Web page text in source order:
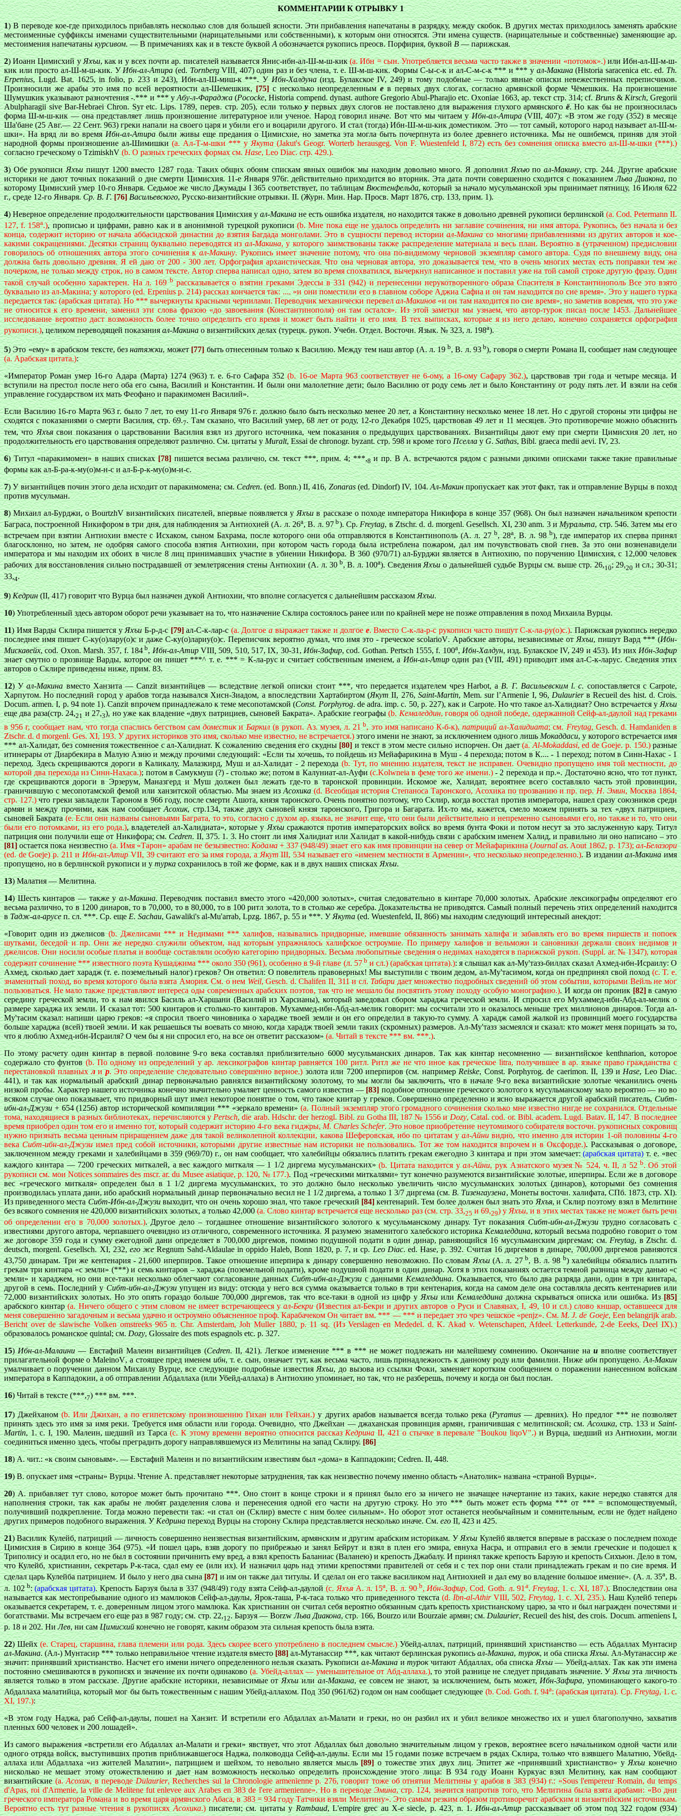
КОММЕНТАРИИ К ОТРЫВКУ 1
1) В переводе кое-где приходилось прибавлять несколько слов для большей ясности. Эти прибавления напечатаны в разрядку, между скобок. В других местах приходилось заменять арабские
местоименные суффиксы именами существительными (нарицательными или собственными), к которым они относятся. Эти имена существ. (нарицательные и собственные) заменяющие ар.
местоимения напечатаныкурсивом. — В примечаниях как и в тексте буквойAобозначается рукопись преосв. Порфирия, буквойB— парижская.
2) Иоанн Цимисхий уЯхъи, как и у всех почти ар. писателей называется Янис-ибн-ал-Ш-м-ш-кик(a. Ибн = сын. Употребляется весьма часто также в значении «потомок».)или Ибн-ал-Ш-м-ш-
кик или просто ал-Ш-м-ш-кик. УИбн-ал-Атира(ed.TornbergVIII, 407) один раз и без члена, т. е. Ш-м-ш-кик. Формы С-ы-с-к и ал-С-м-с-к *** и *** уал-Макина(Historia saracenica etc. ed.Th.
Erpenius, Lugd. Bat. 1625, in folio, p. 233 и 243), Ибн-ал-Ш-миш-к ***. УИбн-Халдуна(изд. Булакское IV, 249) и тому подобные — только явные описки невежественных переписчиков.
Произносили же арабы это имя по всей вероятности ал-Шемешкик,[75]с несколько неопределеннымев первых двух слогах, согласно армянской форме Чёмешкик. На произношение
Шумушкик указывают разночтения -.*** и *** уАбу-л-Фараджа(Pococke, Historia compend. dynast. authore Gregorio Abul-Pharajio etc. Oxoniae 1663, ap. текст стр. 314; cf.Bruns&Kirsch, Gregorii
Abulpharagii sive Bar-Hebraei Chron. Syr etc. Lips. 1789, перев. стр. 205), если толькоупервых двух слогов не поставлено для выражения глухого армянскогоё. Но как бы не произносилась
форма Ш-м-ш-кик — она представляет лишь произношение литературное или ученое. Народ говорил иначе. Вот что мы читаем уИбн-ал-Атира(VIII, 407): «В этом же году (352) в месяце
Ша'бане (25 Авг.— 22 Сент. 963) греки напали на своего царя и убили его и воцарили другого. И стал (тогда) Ибн-Ш-м-ш-кик доместиком. Это — тот самый, которого народ называет ал-Ш-м-
шки». На вряд ли во времяИбн-ал-Атирабыли живы еще предания о Цимисхие, но заметка эта могла быть почерпнута из более древнего источника. Мы не ошибемся, приняв для этой
народной формы произношение ал-Шимишки(а. Ал-Т-м-шки *** уЯкута(Jakut's Geogr. Worterb herausgeg. Von F. Wuestenfeld I, 872) есть без сомнения описка вместо ал-Ш-м-шки (***).)
согласно греческомуo TzimiskhV (b. О разных греческих формах см.Hase, Leo Diac. стр. 429.).
3) Обе рукописиЯхъипишут 1200 вместо 1287 года. Таких общих обоим спискам явных ошибок мы находим довольно много. Я дополнилЯхъюпоал-Макину, стр. 244. Другие арабские
историки не дают точных показаний о дне смерти Цимисхия. 11-е Января 976г. действительно приходится во вторник. Эта дата почти совершенно сходится с показаниемЛьва Диакона, по
которому Цимисхий умер 10-го Января. Седьмое же число Джумады I 365 соответствует, по таблицамВюстенфельда, который за начало мусульманской эры принимает пятницу, 16 Июля 622
г., среде 12-го Января.Ср. В. Г.[76]Васильевского, Русско-византийские отрывки. II. (Журн. Мин. Нар. Просв. Март 1876, стр. 133, прим. 1).
4) Неверное определение продолжительности царствования Цимисхия уал-Макинане есть ошибка издателя, но находится также в довольно древней рукописи берлинской (а. Cod. Petermann II.
127, f. 158а.), прописью и цифрами, равно как и в анонимной турецкой рукописи(b. Мне пока еще не удалось определить ни заглавие сочинения, ни имя автора. Рукопись, без начала и без
конца, содержит историю от начала аббасидской династии до взятия Багдада монголами. Это в сущности перевод историиал-Макинасо многими прибавлениями из других авторов и кое-
какими сокращениями. Десятки страниц буквально переводятся изал-Макина, у которого заимствованы также распределение материала и весь план. Вероятно в (утраченном) предисловии
говорилось об отношениях автора этого сочинения кал-Макину. Рукопись имеет значение потому, что она по-видимому черновой экземпляр самого автора. Судя по внешнему виду, она
должна быть довольно древняя. Я ей даю от 200 - 300 лет. Орфография архаистическая. Что она черновая автора, это доказывается тем, что в очень многих местах есть поправки тем же
почерком, не только между строк, но в самом тексте. Автор сперва написал одно, затем во время спохватился, вычеркнул написанное и поставил уже на той самой строке другую фразу. Один
такой случай особенно характерен. На л. 169bрассказывается о взятии греками Эдессы в 331 (942) и перенесении нерукотворенного образа Спасителя в Константинополь Все это взято
буквально из ал-Макина; у которого (ed. Erpenius p. 214) рассказ кончается так: .... «и они поместили его в главном соборе Аджиа Сафиа и он там находится по сие время». Это у нашего турка
передается так: (арабская цитата). Но *** вычеркнуты красными чернилами. Переводчик механически перевелал-Макинов«и он там находится по сие время», но заметив вовремя, что это уже
не относится к его времени, заменил эти слова фразою «до завоевания (Константинополя) он там остался». Из этой заметки мы узнаем, что автор-турок писал после 1453. Дальнейшее
исследование вероятно даст возможность более точно определить его время и может быть найти и его имя. В тех выписках, которые я из него делаю, конечно сохраняется орфография
рукописи.), целиком переводящей показанияал-Макинао византийских делах (турецк. рукоп. Учебн. Отдел. Восточн. Язык. № 323, л. 198а).
5) Это «ему» в арабском тексте, безнатяжки, может[77]быть отнесенным только к Василию. Между тем наш автор (А. л. 19b, В. л. 93b), говоря о смерти Романа II, сообщает нам следующее
(a. Арабская цитата.):
«Император Роман умер 16-го Адара (Марта) 1274 (963) т. е. 6-го Сафара 352(b. 16-ое Марта 963 соответствует не 6-ому, а 16-ому Сафару 362.), царствовав три года и четыре месяца. И
вступили на престол после него оба его сына, Василий и Константин. И были они малолетние дети; было Василию от роду семь лет и было Константину от роду пять лет. И взяли на себя
управление государством их мать Феофано и паракимомен Василий».
Если Василию 16-го Марта 963 г. было 7 лет, то ему 11-го Января 976 г. должно было быть несколько менее 20 лет, а Константину несколько менее 18 лет. Но с другой стороны эти цифры не
сходятся с показаниями о смерти Василия, стр. 69.7. Там сказано, что Василий умер, 68 лет от роду, 12-го Декабря 1025, царствовав 49 лет и 11 месяцев. Это противоречие можно объяснить
тем, чтоЯхъясвои показания о царствовании Василия взял из другого источника, чем показания о предыдущих царствованиях. Византийцы дают ему при смерти Цимисхия 20 лет, но
продолжительность его царствования определяют различно. См. цитаты уMuralt, Essai de chronogr. byzant. стр. 598 и кроме тогоПселлауG.Sathas, Bibl. graeca medii aevi. IV, 23.
6) Титул «паракимомен» в наших списках[78]пишется весьма различно, см. текст ***, прим. 4; ***,8и пр. В А. встречаются рядом с разными дикими описками также такие правильные
формы как ал-Б-ра-к-му(о)м-н-с и ал-Б-р-к-му(о)м-и-с.
7) У византийцев почин этого дела исходит от паракимомена; см.Cedren. (ed. Bonn.) II, 416,Zonaras(ed. Dindorf) IV, 104.Ал-Макинпропускает как этот факт, так и отправление Вурцы в поход
против мусульман.
8) Михаил ал-Бурджи,o BourtzhVвизантийских писателей, впервые появляется уЯхъив рассказе о походе императора Никифора в конце 357 (968). Он был назначен начальником крепости
Баграса, построенной Никифором в три дня, для наблюдения за Антиохией (А. л. 26а, В. л. 97b). Ср.Freytag, в Ztschr. d. d. morgenl. Gesellsch. XI, 230 anm. 3 иМуральта, стр. 546. Затем мы его
встречаем при взятии Антиохии вместе с Исхаком, сыном Бахрама, после которого они оба отправляются в Константинополь (А. л. 27b, 28а, В. л. 98b), где император их сперва принял
благосклонно, но затем, не одобряя самого способа взятия Антиохии, при котором часть города была истреблена пожаром, дал им почувствовать свой гнев. За это они возненавидели
императора и мы находим их обоих в числе 8 лиц принимавших участие в убиении Никифора. В 360 (970/71) ал-Бурджи является в Антиохию, по поручению Цимисхия, с 12,000 человек
рабочих для восстановления сильно пострадавшей от землетрясения стены Антиохии (А. л. 30b, В. л. 100а). СведенияЯхъио дальнейшей судьбе Вурцы см. выше стр. 26,10; 29,20и сл.; 30-31;
33,4.
9)Кедрин(II, 417) говорит что Вурца был назначен дукой Антиохии, что вполне согласуется с дальнейшим рассказомЯхъи.
10) Употребленный здесь автором оборот речи указывает на то, что назначение Склира состоялось ранее или по крайней мере не позже отправления в поход Михаила Вурцы.
11) Имя Варды Склира пишется уЯхъиБ-р-д-с[79]ал-С-к-лар-с(а. Долгоеaвыражает также и долгоее. Вместо С-к-ла-р-с рукописи часто пишут С-к-ла-ру(о)с.). Парижская рукопись нередко
последнее имя пишет С-ку(о)лару(о)с и даже С-ку(о)лариу(о)с. Переписчик вероятно думал, что имя это - греческоеscolarioV.Арабские авторы, независимые отЯхъи, пишут Вард *** (Ибн-
Мискавейх, cod. Oxon. Marsh. 357, f. 184b,Ибн-ал-АтирVIII,509, 510, 517, IX, 30-31,Ибн-Зафир, cod. Gothan. Pertsch 1555, f. 100а,Ибн-Халдун, изд. Булакское IV, 249 и 453). Из нихИбн-Зафир
знает смутно о прозвище Варды, которое он пишет ***^ т. е. *** = К-ла-рус и считает собственным именем, аИбн-ал-Атиродин раз (VIII, 491) приводит имя ал-С-к-ларус. Сведения этих
авторов о Склире приведены ниже, прим. 83.
12) Уал-Макина вместо Ханзита —Canzitвизантийцев — вследствие легкой описки стоит ***, что передается издателем чрез Harbot, aB. Г. Васильевским l.c. сопоставляется сCarpote,
Харпутом. Но последний город у арабов тогда назывался Хисн-Зиадом, a впоследствии Хартабиртом (ЯкутII, 276,Saint-Martin, Mem. sur l’Armenie I, 96,Dulaurierв Recueil des hist. d. Crois.
Docum. armen. I, p. 94note 1).Canzitвпрочем принадлежало к теме месопотамской (Const. Porphyrog. de adra. imp. c. 50, p. 227), как иCarpote.Но что такое ал-Халидиат? Оно встречается уЯхъи
еще два раза(стр. 24,21и 27,3), но уже как владение «двух патрициев, сыновей Бакрата». Арабские географы(b.Кемаледдин, говоря об одной победе, одержанной Сейф-ал-даулой над греками
в 956 г, сообщает нам, что тогда спаслись бегством самдоместикиБаркил(в рукоп. Аз. музея, л. 21b, это имя написано К-б-к),патриций ал-Халидиата; см.Freytag, Gesch. d. Hamdaniden в
Ztschr. d. d morgenl. Ges. XI, 193. У других историков это имя, сколько мне известно, не встречается.)этого имени не знают, за исключением одного лишьМокаддаси, у которого встречается имя
*** ал-Халидат, без сомнения тожественное с ал-Халидиат. К сожалению сведения его скудны[80]и текст в этом месте сильно испорчен. Он дает(а.Al-Mokaddasi, ed de Goeje. p. 150.)разные
итинерары от Диарбекира в Малую Азию и между прочими следующий: «Если ты хочешь, то пойдешь из Мейафарикина в Муш - 4 перехода; потом в К.... - 1 переход; потом в Синн-Нахас - 1
переход. Здесь скрещиваются дороги в Каликалу, Малазкирд, Муш и ал-Халидат - 2 перехода(b. Тут, по мнению издателя, текст не исправен. Очевидно пропущено имя той местности, до
которой два перехода из Синн-Нахаса.); потом в Самукмуш (?) - столько же; потом в Калуниат-ал-Ауфи(c.Kolwneiaвфеме того же имени.)- 2 перехода и пр.». Достаточно ясно, что тот пункт,
где скрещиваются дороги в Эрзерум, Маназгерд и Муш должен был лежать где-то в таронской провинции. Искомое же, Халидат, вероятнее всего составляло часть этой провинции,
граничившую с месопотамской фемой или ханзитской областью. Мы знаем изАсохика (d. Всеобщая история Степаноса Таронского, Асохика по прозванию и пр. пер.Н.Эмин, Москва 1864,
стр. 127.)что греки завладели Тароном в 966 году, после смерти Ашота, князя таронского. Очень понятно поэтому, что Склир, когда восстал против императора, нашел сразу союзников среди
армян и между прочими, как нам сообщаетАсохик, стр.134, также двух сыновей князя таронского, Григора и Багарата. Их-то мы, кажется, смело можем принять за тех «двух патрициев,
сыновей Бакрата(e. Если они названы сыновьями Баграта, то это, согласно с духом ар. языка, не значит еще, что они были действительно и непременно сыновьями его, но также и то, что они
были его потомками, из его рода.), владетелей ал-Халидиата», которые уЯхъисражаются против императорских войск во время бунта Фоки и потом несут за это заслуженную кару. Титул
патриция они получили еще от Никифора; см.Cedren. II, 375. 1. 3. Но стоит ли имя Халидиат или Халидат в какой-нибудь связи с арабским именем Халид, и правильно ли оно написано – это
[81]остается пока неизвестно(a. Имя «Тарон» арабам не безызвестно:Кодама+ 337 (948/49) знает его как имя провинции на север от Мейафарикина (Journal as. Aout 1862, p. 173);ал-Белазори
(ed. de Goeje) p. 211 иИбн-ал-АтирVII, 39 считают его за имя города, aЯкутIII, 534 называет его «именем местности в Армении», что несколько неопределенно.). В изданииал-Макинаимя
пропущено, но в берлинской рукописи и утуркасохранилось в той же форме, как и в двух наших спискахЯхъи.
13) Малатия — Мелитина.
14) Шесть кинтаров — также уал-Макина. Переводчик поставил вместо этого «420,000 золотых», считая следовательно в кинтаре 70,000 золотых. Арабские лексикографы определяют его
весьма различно, то в 1200 динаров, то в 70,000, то в 80,000, то в 100 ритл золота, то в столько же серебра. Доказательства не приводятся. Самый полный перечень этих определений находится
вТадж-ал-арусеп. сл. ***. Cp. ещеE. Sachau, Gawaliki's al-Mu'arrab, Lpzg.1867, p. 55 и ***. УЯкута (ed. Wuestenfeld, II, 866) мы находим следующий интересный анекдот:
«Говорит один из джелисов(b. Джелисами *** и Недимами *** халифов, назывались придворные, имевшие обязанность занимать халифа и забавлять его во время пиршеств и попоек
шутками, беседой и пр. Они же нередко служили объектом, над которым упражнялось халифское остроумие. По примеру халифов и вельможи и сановники держали своих недимов и
джелисов. Они носили особые платья и вообще составляли особую категорию придворных. Весьма любопытные сведения о недимах находятся в парижской рукоп. (Suppl. ar. № 1347), которая
содержит сочинение *** известного поэта Кушаджима *** около 350 (961), особенно в 9-й главе (л. 57bи сл.) (арабская цитата).): я слышал как ал-Му'тазз-биллах сказал Ахмед-ибн-Исраилу: О
Ахмед, сколько дает харадж (т. е. поземельный налог) греков? Он ответил: О повелитель правоверных! Мы выступили с твоим дедом, ал-Му'тасимом, когда он предпринял свой поход(c. T. e.
знаменитый поход, во время которого была взята Амория. См. о немWeil, Gesch. d. Chalifen II, 311 и сл.Табаридает множество подробных сведений об этом событии, которыми Вейль не мог
пользоваться. Не мало также представляют интереса оды современных арабских поэтов, так что не мешало бы посвятить этому походу особую монографию.). И когда он проник[82]в самую
середину греческой земли, то к нам явился Басиль ал-Харшани (Василий из Харсианы), который заведовал сбором хараджа греческой земли. И спросил его Мухаммед-ибн-Абд-ал-мелик о
размере хараджа их земли. И сказал тот: 500 кинтаров и столько-то кинтаров. Мухаммед-ибн-Абд-ал-мелик говорит: мы сосчитали это и оказалось меньше трех миллионов динаров. Тогда ал-
Му'тасим сказал: напиши царю греков: «я спросил твоего чиновника о харадже твоей земли и он его определил в такую-то сумму. А харадж самой жалкой из провинций моего государства
больше хараджа (всей) твоей земли. И как решаешься ты воевать со мною, когда харадж твоей земли таких (скромных) размеров. Ал-Му'тазз засмеялся и сказал: кто может меня порицать за то,
что я люблю Ахмед-ибн-Исраиля? О чем бы я ни спросил его, на все он ответит рассказом»(a. Читай в тексте *** вм. ***.).
По этому расчету один кинтар в первой половине 9-го века составлял приблизительно 6000 мусульманских динаров. Так как кинтар несомненно — византийскоеkenthnarion, которое
содержало сто фунтов(b. По одному из определений у ар. лексикографов кинтар равняется 100 ритл. Ритл же не что иное как греческоеlitra, получившее в ар. языке право гражданства с
перестановкой плавныхлир. Это определение следовательно совершенно верное.)золота или 7200 иперпиров (см. напримерReiske, Const. Porphyrog. de caerimon. II, 139 иHase, Leo Diac.
441), и так как нормальный арабский динар первоначально равнялся византийскому золотому, то мы могли бы заключить, что в начале 9-го века византийские золотые чеканились очень
низкой пробы. Характер нашего источника конечно значительно умаляет ценность самого известия —[83]подобное отношение греческого золотого к мусульманскому мало вероятно — но во
всяком случае оно показывает, что придворный шут имел некоторое понятие о том, что такое кинтар у греков. Совершенно определенно и ясно выражается другой арабский писатель,Сибт-
ибн-ал-Джузи+ 654 (1256) автор исторической компиляции *** «зеркало времени»(a. Полный экземпляр этого громадного сочинения сколько мне известно нигде не сохранился. Отдельные
тома, находящиеся в разных библиотеках, перечисляются уPertsch, die arab. Hdschr. der herzogl. Bibl. zu Gotha III, 187 № 1556 иDozy, Catal. cod. or. Bibl. academ. Lugd. Batav. II, 147. В последнее
время приобрел один том его и именно тот, который содержит историю 4-го века гиджры,M. Charles Schefer. Это новое приобретение неутомимого собирателя восточн. рукописных сокровищ
нужно признать весьма ценным приращением даже для такой великолепной коллекции, какова Шеферовская, ибо по цитатам уал-Айнивидно, что именно для истории 1-ой половины 4-го
векаСибт-ибн-ал-Джузиимел пред собой источники, которыми другие известные нам историки не пользовались. Тот же том находится впрочем и в Оксфорде.). Рассказывая о договоре,
заключенном между греками и халебийцами в 359 (969/70) г., он нам сообщает, что халебийцы обязались платить грекам ежегодно 3 кинтара и при этом замечает:(арабская цитата)т. e. «вес
каждого кинтара — 7200 греческих миткалей, a вес каждого миткаля —1 1/2диргема мусульманских»(b. Цитата находится уал-Айни, рук Азиатского музея № 524, ч. II, л 52b. Об этой
рукописи см. мои Notices sommaires des mscr. ar. du Musee asiatique, p. 120, № 177.). Под «греческими миткалями» тут конечно разумеются византийские золотые, иперпиры. Если же в договоре
вес «греческого миткаля» определен был в1 1/2 диргема мусульманских, то это должно было несколько увеличить число мусульманских золотых (динаров), которыми без сомнения
производилась уплата дани, ибо арабский нормальный динар первоначально весил не1 1/2диргема, a только 1 3/7 диргема (см.В. Тизенгаузена, Монеты восточн. халифата, СПб. 1873, стр. XI).
Из приведенного местаСибт-Ибн-ал-Джузивыходит, что он очень хорошо знал, что такое греческий[84]кентенарий. Тем более должен был знать это Яхъя, и Склир поэтому взял в Мелитине
без всякого сомнения не 420,000 византийских золотых, a только 42,000(a. Слово кинтар встречается еще несколько раз (см. стр. 33,25и 69,29) уЯхъи, и в этих местах также не может быть речи
об определении его в 70,000 золотых.). Другое дело – тогдашнее отношение византийского золотого к мусульманскому динару. Тут показанияСибт-ибн-ал-Джузитрудно согласовать с
известиями другого автора, черпавшего очевидно из отличного, современного источника. Я разумею знаменитого халебского историкаКемаледдина, который весьма подробно говорит о том
же договоре 359 года и сумму ежегодной дани определяет в 700,000 диргемов, помимо подушной подати в один динар, равняющийся 16 мусульманским диргемам; см.Freytag, в Ztschr. d.
deutsch, morgenl. Gesellsch. XI, 232,его жеRegnum Sahd-Aldaulae in oppido Haleb, Bonn 1820, p. 7, и ср.Leo Diac. ed. Hase, p. 392. Считая 16 диргемов в динаре, 700,000 диргемов равняются
43,750 динарам. Три же кентенария - 21,600 иперпиров. Такое отношение иперпира к динару совершенно невозможно. По словамЯхъи(А. л. 27b, В. л. 98b) халебийцы обязались платить
грекам три кинтара «с земли» (***) и семь кинтаров – хараджа (поземельной подати), кроме подушной подати в один динар. Хотя в этих показаниях остается темной разница между данью «с
земли» и хараджем, но они все-таки несколько облегчают согласование данныхСибт-ибн-ал-Джузис даннымиКемаледдина. Оказывается, что было два разряда дани, один в три кинтара,
другой в семь. Последний уСибт-ибн-ал-Джузиупущен из виду: отсюда у него вся сумма оказывается только в три кентенария, когда на самом деле она составляла десять кентенариев или
72,000 византийских золотых. Но это опять гораздо больше 700,000 диргемов, так что все-таки в одной из цифр уЯхъиилиКемаледдинадолжна скрываться описка или ошибка. Из[85]
арабского кинтар(a. Ничего общего с этим словом не имеет встречающееся уал-Бекри(Известия ал-Бекри и других авторов о Руси и Славянах, I, 49, 10 и сл.) слово кншар, оставшееся для
меня совершенно загадочным и весьма удачно и остроумно объясненное проф. Карабачеком Он читает вм. *** — *** и передает это чрез чешское «penjz». Cм.M. J. de Goeje, Een belangrijk arab.
Bericht over de slawische Volken omstreeks 965 n. Chr. Amsterdam, Joh Muller 1880, p. 11 sq. (Из Verslagen en Mededel. d. K. Akad v. Wetenschapen, Afdeel. Letterkunde, 2-de Eeeks, Deel IX).)
образовалось романское quintal; см.Dozy, Glossaire des mots espagnols etc. p. 327.
15)Ибн-ал-Малаини— Евстафий Малеин византийцев (Cedren. II, 421). Легкое изменение *** в *** не может подлежать ни малейшему сомнению. Окончание наuвполне соответствует
прилагательной формеo MaleinoV, a стоящее пред именемибн, т. е. сын, означает тут, как весьма часто, лишь принадлежность к данному роду или фамилии. Нижеибнпропущено.Ал-Макин
умалчивает о поручении данном Михаилу Вурце, все следующие подробные известияЯхъи, до вызова из ссылки Фоки, заменяет коротким сообщением о поражении нанесенном войскам
императора в Каппадокии, a об отправлении Абдаллаха (или Убейд-аллаха) в Антиохию упоминает, но так, что не разберешь, почему и когда он был послан.
16) Читай в тексте (***,7) *** вм. ***.
17) Джейханом(b. Или Джихан, a по египетскому произношению Гихан или Гейхан.)у других арабов называется всегда только река (Pyramus— древних). Но предлог *** не позволяет
принять здесь это имя за имя реки. Требуется имя области или города. Очевидно, что Джейхан — джаханская провинция армян, граничившая с мелитинской; см.Асохика, стр. 133 иSaint-
Martin, 1. с. I, 190. Малеин, шедший из Тарса(c. К этому времени вероятно относится рассказКедринаII, 421 о стычке в перевале "Boukou liqoV".)и Вурца, шедший из Антиохии, могли
соединиться именно здесь, чтобы преградить дорогу направлявшемуся из Мелитины на запад Склиру.[86]
18) А. чит.: «к своим сыновьям». — Евстафий Малеин и по византийским известиям был «дома» в Каппадокии; Cedren. II, 448.
19) B. опускает имя «страны» Вурцы. Чтение А. представляет некоторые затруднения, так как неизвестно почему именно область «Анатолик» названа «страной Вурцы».
20) А. прибавляет тут слово, которое может быть прочитано ***. Оно стоит в конце строки и я принял было его за ничего не значащее начертание из таких, какие нередко ставятся для
наполнения строки, так как арабы не любят разделения слова и перенесения одной его части на другую строку. Но это *** быть может есть форма *** от *** = вспомоществуемый,
получивший подкрепление. Тогда можно перевести так: «и стал он (Склир) вместе с ним более сильным». Но оборот этот останется необычайным и сомнительным, если не будет найдено
других примеров подобного выражения. УКедрина переход Вурцы на сторону Склира представляется несколько иначе. См.егоII, 423 и 425.
21) Василик Кулейб, патриций — личность совершенно неизвестная византийским, армянским и другим арабским историкам. УЯхъиКулейб является впервые в рассказе о последнем походе
Цимисхия в Сирию в конце 364 (975). «И пошел царь, взяв дорогу по прибрежью и занял Бейрут и взял в плен его эмира, евнуха Насра, и отправил его в земли греческие и подошел к
Триполису и осадил его, но не был в состоянии причинить ему вред, a взял крепость Баланиас (Валанею) и крепость Джабалу. И принял также крепость Барзую и крепость Сихъюн. Дело в том,
что Кулейб, христианин, секретарь Р-к-таса, сдал ему ее (или их). И назначилцарьнад этими крепостями правителей от себя и с тех пор они стали принадлежать грекам и по сие время. И
сделал царь Кулейба патрицием. И было у него два сына[87]и им он также дал титулы. И сделал он его также василиком над Антиохией и дал ему во владение большое имение». (А. л. 35а, В.
л. 102b:(арабская цитата). Крепость Барзуя была в 337 (948/49) году взята Сейф-ал-даулой(c. ЯхъяA. л. 15а, B. л. 90b,Ибн-Зафир, Cod. Goth. л. 91а.Freytag, 1. с. XI, 187.). Впоследствии она
называется как местопребывание одного из мамлюков Сейф-ал-даулы, Ярок-таша, Р-к-таса только что приведенного текста(d.Ibn-al-AthirVIII, 502,Freytag, 1. с. XI, 235.). Наш Кулейб теперь
оказывается секретарем, т. е. доверенным лицом этого мамлюка. Как христианин он считал себя вероятно обязанным сдать крепость христианскому царю, за что и был награжден почестями и
богатствами. Мы встречаем его еще раз в 987 году; см. стр. 22,12. Барзуя —Borzw Льва Диакона, стр. 166,Bourzo или Bourzaie армян; см.Dulaurier, Recueil des hist, des crois. Docum. armeniens I,
p. 18 и 202. НиЛев, ни самЦимисхийконечно не говорят, каким образом эта сильная крепость была взята.
22) Шейх(e. Старец, старшина, глава племени или рода. Здесь скорее всего употреблено в последнем смысле.)Убейд-аллах, патриций, принявший христианство — есть Абдаллах Мунтасир
ал-Макина. (Ал-) Мунтасир *** только неправильное чтение издателя вместо[88]ал-Мутанассир ***, как читают берлинская рукописьал-Макина,турок, и оба спискаЯхъи. Ал-Мутанассир же
значит: принявший христианство. Насчет его имени ничего определенного нельзя сказать. Рукописиал-Макинаитурокчитают Абдаллах, оба спискаЯхъи— Убейд-аллах. Так как эти имена
постоянно смешиваются в рукописях и значение их почти одинаково(a. Убейд-аллах — уменьшительное от Абд-аллаха.), то этой разнице не следует придавать значение. УЯхъиэта личность
является только в этом рассказе. Другие арабские историки, независимые отЯхъиилиал-Макина, ее совсем не знают, за исключением, быть может,Ибн-Зафира, упоминающего какого-то
Абдаллаха малатийца, который мог бы быть тожественным с нашим Убейд-аллахом. Под 350 (961/62) годом он нам сообщает следующее(b. Cod. Goth. f. 94а: (арабская цитата). Cp.Freytag, 1. c.
XI, 197.):
«В этом году Наджа, раб Сейф-ал-даулы, пошел на Ханзит. И встретили его Абдаллах ал-Малати и греки, но он разбил их и убил великое множество их и ушел благополучно, захватив
пленных 600 человек и 200 лошадей».
Из самого выражения «встретили его Абдаллах ал-Малати и греки» явствует, что этот Абдаллах был довольно значительным лицом у греков, вероятнее всего начальником одной части или
одного отряда войск, выступивших против приближавшегося Наджа, полководца Сейф-ал-даулы. Если мы 15 годами позже встречаем в рядах Склира, только что взявшего Малатию, Убейд-
аллаха или Абдаллаха «из жителей Малатии», патрицием и шейхом, то невольно является мысль[89]о тожестве этих двух лиц. Эпитет же «принявший христианство» уЯхъиконечно
нисколько не мешает этому отожествлению и дает нам возможность несколько определить происхождение этого лица: В 934 году Иоанн Куркуас взял Мелитину, как нам сообщают
византийские(a.Асохик, в переводеDulaurier, Recherches sui la Chronologie armenienne p. 276, говорит тоже об отнятии Мелитины у арабов в 383 (934) г.: «Sous l'empereur Romain, du temps
d'Apas, roi d'Armenie, la ville de Melitene fut enlevee aux Arabes en 383 de l'ere armenienne». Но в переводеЭмина, стр. 124, значится напротив того, что Мелитина была взята арабами: «Во дни
греческого императора Романа и во время царя армянского Абаса, в 383 = 934 году Татчики взяли Мелитину». Это самым резким образом противоречит арабским и византийским источникам.
Вероятно есть тут разные чтения в рукописяхАсохика.)писатели; см. цитаты уRambaud, L'empire grec au X-е siecle, p. 423, n. 1.Ибн-ал-Атиррассказывает об этом под 322 годом (934)